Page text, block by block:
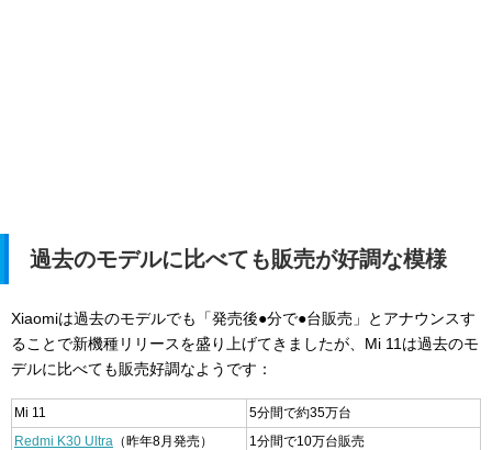
過去のモデルに比べても販売が好調な模様
Xiaomiは過去のモデルでも「発売後●分で●台販売」とアナウンスす
ることで新機種リリースを盛り上げてきましたが、Mi 11は過去のモ
デルに比べても販売好調なようです：
Mi 11
5分間で約35万台
Redmi K30 Ultra （昨年8月発売）
1分間で10万台販売